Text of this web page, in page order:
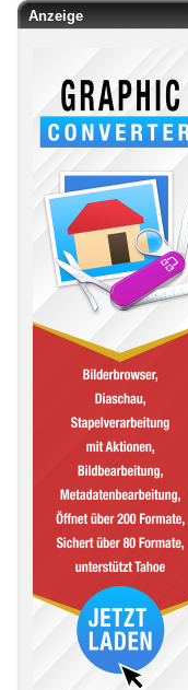
Anzeige